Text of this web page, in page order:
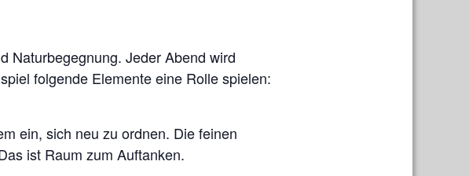
Naturbegegnung. Jeder Abend wird
folgende Elemente eine Rolle spielen:
ein, sich neu zu ordnen. Die feinen
ist Raum zum Auftanken.